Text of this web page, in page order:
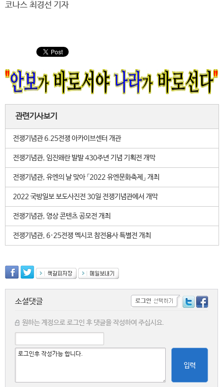
코나스 최경선 기자
관련기사보기
전쟁기념관 6.25전쟁 아카이브센터 개관
전쟁기념관, 임진왜란 발발 430주년 기념 기획전 개막
전쟁기념관, 유엔의 날 맞아 「2022 유엔문화축제」 개최
2022 국방일보 보도사진전 30일 전쟁기념관에서 개막
전쟁기념관, 영상 콘텐츠 공모전 개최
전쟁기념관, 6·25전쟁 멕시코 참전용사 특별전 개최
소셜댓글
원하는 계정으로 로그인 후 댓글을 작성하여 주십시요.
입력